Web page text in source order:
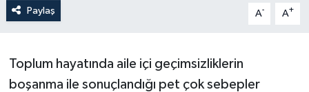
Paylaş A- A+
Toplum hayatında aile içi geçimsizliklerin
boşanma ile sonuçlandığı pet çok sebepler